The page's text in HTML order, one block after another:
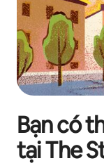
Bạn có
tạiThe